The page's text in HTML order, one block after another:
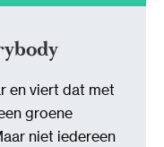
en viert dat met
groene
niet iedereen